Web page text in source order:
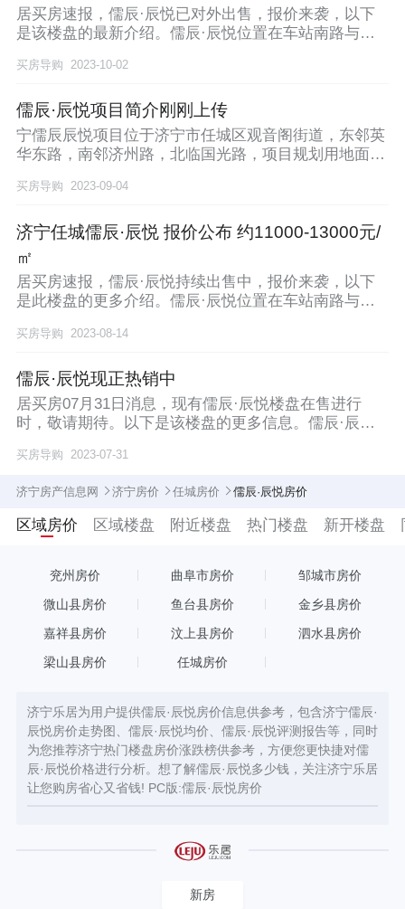
居买房速报，儒辰·辰悦已对外出售，报价来袭，以下
是该楼盘的最新介绍。儒辰·辰悦位置在车站南路与国
买房导购 2023-10-02
儒辰·辰悦项目简介刚刚上传
宁儒辰辰悦项目位于济宁市任城区观音阁街道，东邻英
华东路，南邻济州路，北临国光路，项目规划用地面积
买房导购 2023-09-04
济宁任城儒辰·辰悦 报价公布 约11000-13000元/
㎡
居买房速报，儒辰·辰悦持续出售中，报价来袭，以下
是此楼盘的更多介绍。儒辰·辰悦位置在车站南路与国
买房导购 2023-08-14
儒辰·辰悦现正热销中
居买房07月31日消息，现有儒辰·辰悦楼盘在售进行
时，敬请期待。以下是该楼盘的更多信息。儒辰·辰悦
买房导购 2023-07-31
济宁房产信息网 济宁房价 任城房价 儒辰·辰悦房价
区域房价 区域楼盘 附近楼盘 热门楼盘 新开楼盘
兖州房价 曲阜市房价 邹城市房价
微山县房价 鱼台县房价 金乡县房价
嘉祥县房价 汶上县房价 泗水县房价
梁山县房价 任城房价
济宁乐居为用户提供儒辰·辰悦房价信息供参考，包含济宁儒辰·
辰悦房价走势图、儒辰·辰悦均价、儒辰·辰悦评测报告等，同时
为您推荐济宁热门楼盘房价涨跌榜供参考，方便您更快捷对儒
辰·辰悦价格进行分析。想了解儒辰·辰悦多少钱，关注济宁乐居
让您购房省心又省钱! PC版:儒辰·辰悦房价
新房